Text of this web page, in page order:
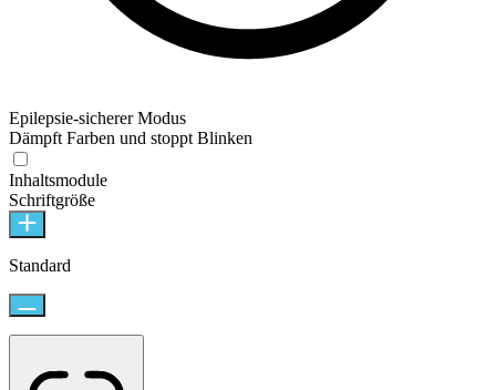
Epilepsie-sicherer Modus
Dämpft Farben und stoppt Blinken
Inhaltsmodule
Schriftgröße
Standard